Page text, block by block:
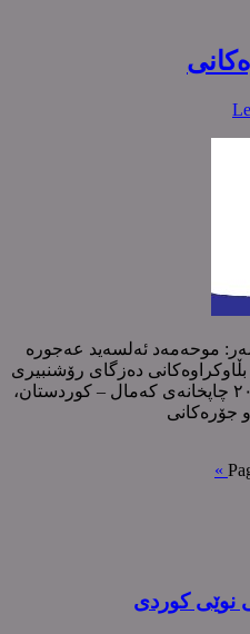
موحەمەد ئەلسەید عەجورە
دەزگای رۆشنبیری
جەمال عیرفان چاپی یەکەم – ٢٠١٤ چاپخانەی کەمال – کوردستان،
جۆرەکانی
نوێی کوردی